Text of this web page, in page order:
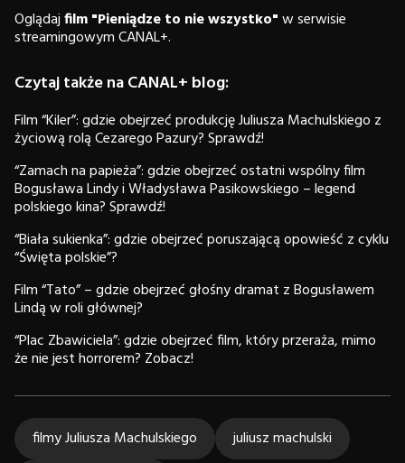
Oglądajfilm "Pieniądze to nie wszystko"w serwisie
streamingowym CANAL+.
Czytaj także na CANAL+ blog:
Film “Kiler”: gdzie obejrzeć produkcję Juliusza Machulskiego z
życiową rolą Cezarego Pazury? Sprawdź!
“Zamach na papieża”: gdzie obejrzeć ostatni wspólny film
Bogusława Lindy i Władysława Pasikowskiego – legend
polskiego kina? Sprawdź!
“Biała sukienka”: gdzie obejrzeć poruszającą opowieść z cyklu
“Święta polskie”?
Film “Tato” – gdzie obejrzeć głośny dramat z Bogusławem
Lindą w roli głównej?
“Plac Zbawiciela”: gdzie obejrzeć film, który przeraża, mimo
że nie jest horrorem? Zobacz!
filmy Juliusza Machulskiego
juliusz machulski